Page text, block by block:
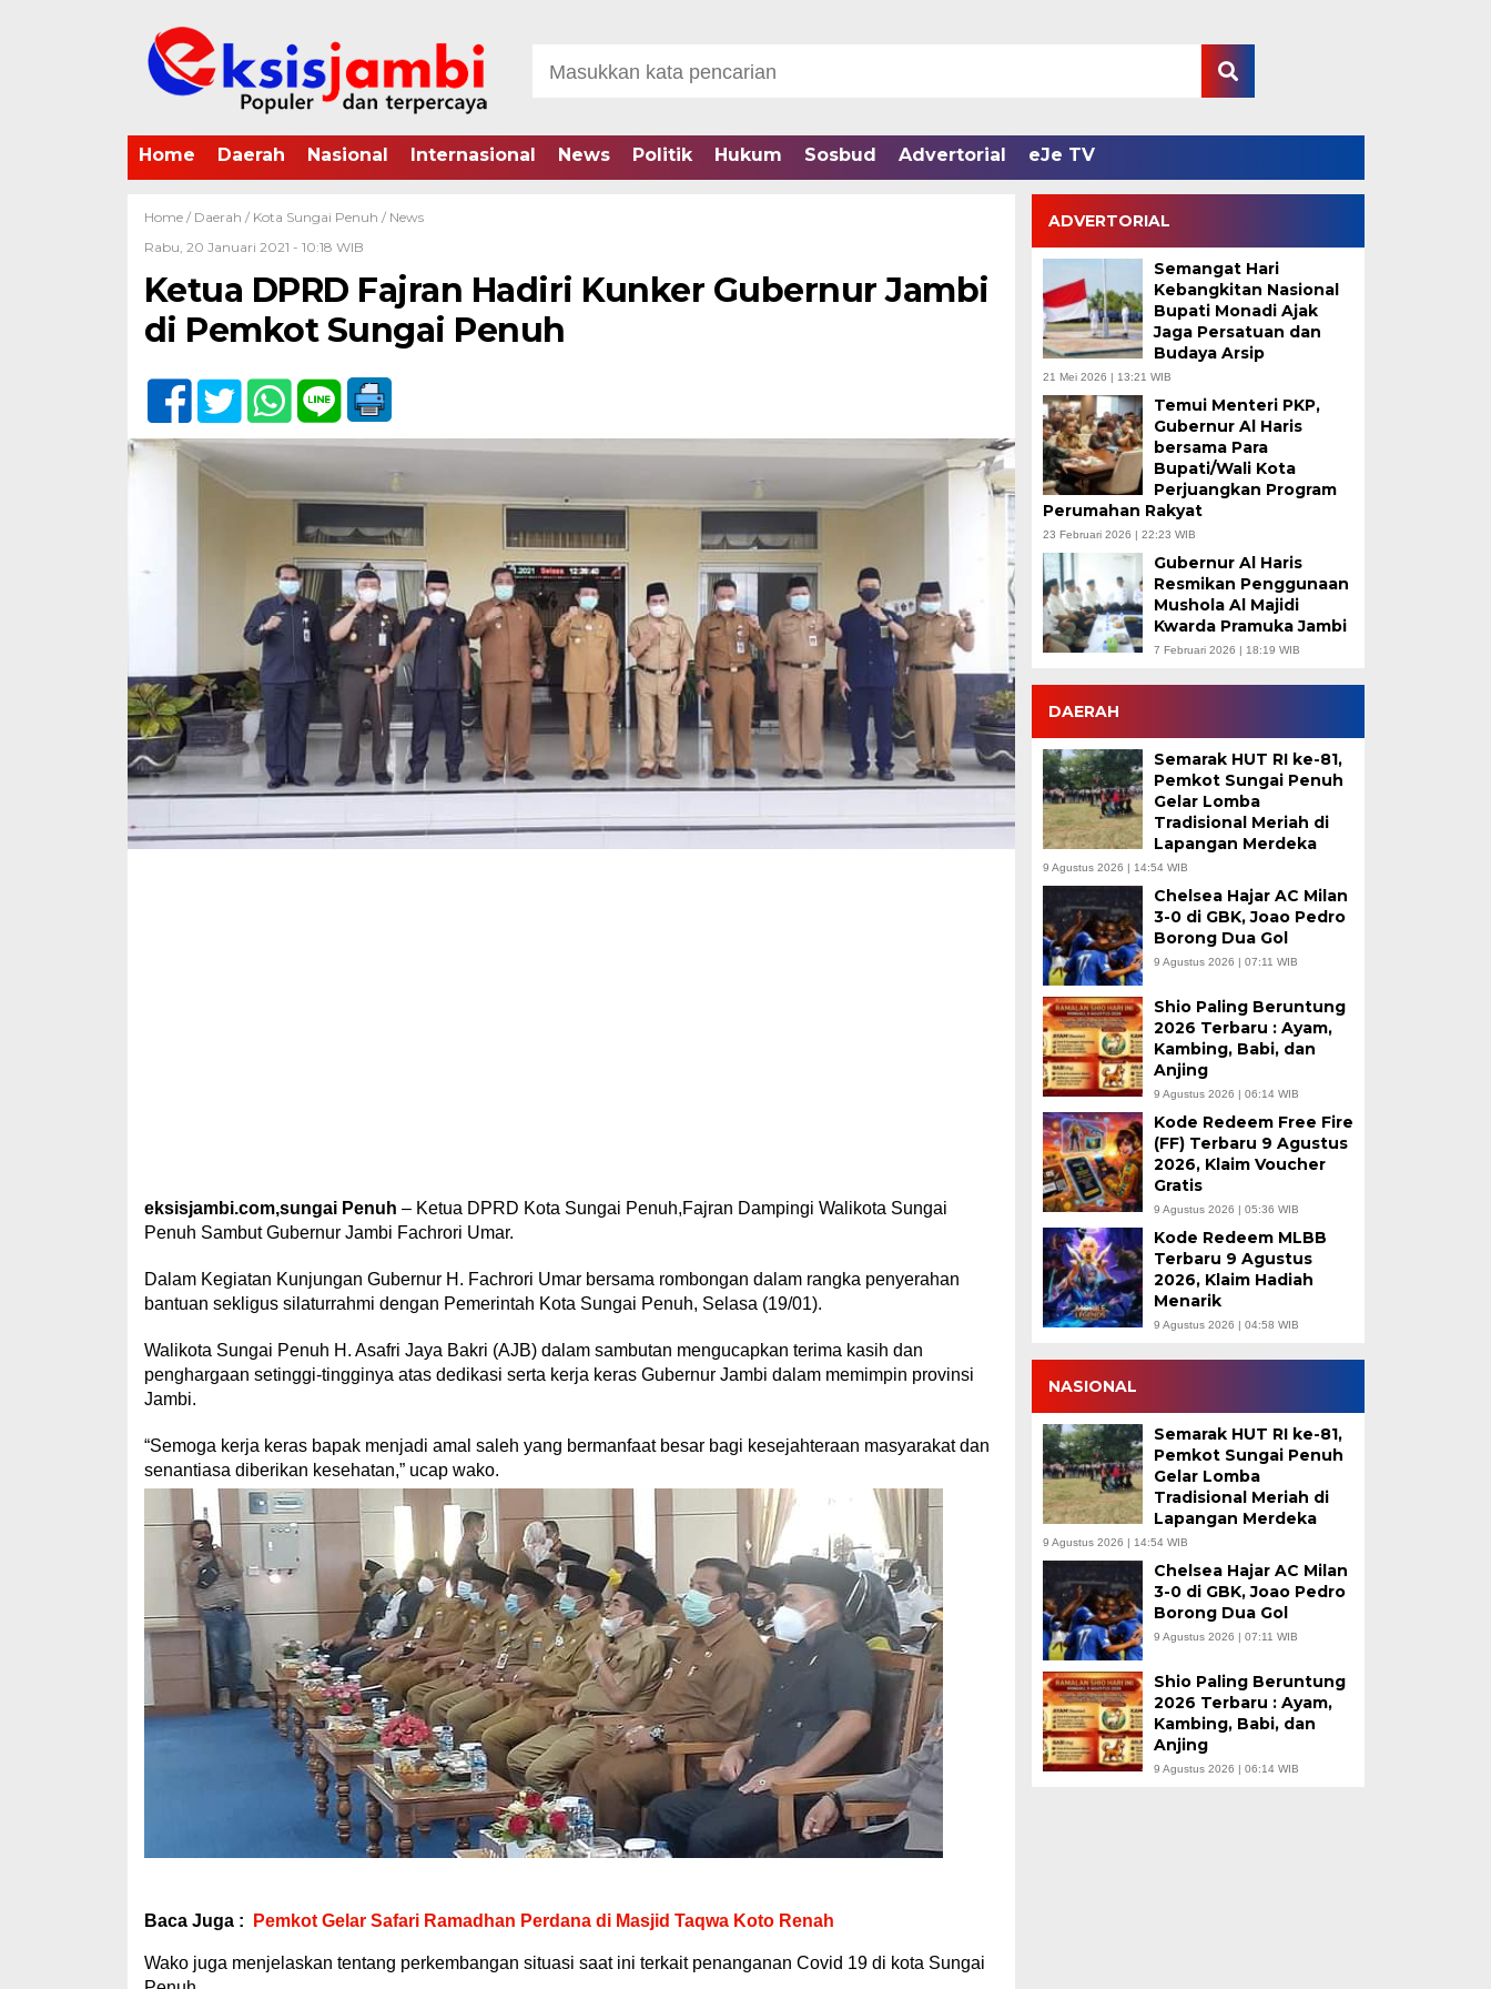
Home Daerah Nasional Internasional News Politik Hukum Sosbud Advertorial eJe TV
Home / Daerah / Kota Sungai Penuh / News
Rabu, 20 Januari 2021 - 10:18 WIB
Ketua DPRD Fajran Hadiri Kunker Gubernur Jambi
di Pemkot Sungai Penuh
eksisjambi.com,sungai Penuh – Ketua DPRD Kota Sungai Penuh,Fajran Dampingi Walikota Sungai
Penuh Sambut Gubernur Jambi Fachrori Umar.
Dalam Kegiatan Kunjungan Gubernur H. Fachrori Umar bersama rombongan dalam rangka penyerahan
bantuan sekligus silaturrahmi dengan Pemerintah Kota Sungai Penuh, Selasa (19/01).
Walikota Sungai Penuh H. Asafri Jaya Bakri (AJB) dalam sambutan mengucapkan terima kasih dan
penghargaan setinggi-tingginya atas dedikasi serta kerja keras Gubernur Jambi dalam memimpin provinsi
Jambi.
“Semoga kerja keras bapak menjadi amal saleh yang bermanfaat besar bagi kesejahteraan masyarakat dan
senantiasa diberikan kesehatan,” ucap wako.
Baca Juga : Pemkot Gelar Safari Ramadhan Perdana di Masjid Taqwa Koto Renah
Wako juga menjelaskan tentang perkembangan situasi saat ini terkait penanganan Covid 19 di kota Sungai
ADVERTORIAL
Semangat Hari
Kebangkitan Nasional
Bupati Monadi Ajak
Jaga Persatuan dan
Budaya Arsip
21 Mei 2026 | 13:21 WIB
Temui Menteri PKP,
Gubernur Al Haris
bersama Para
Bupati/Wali Kota
Perjuangkan Program
Perumahan Rakyat
23 Februari 2026 | 22:23 WIB
Gubernur Al Haris
Resmikan Penggunaan
Mushola Al Majidi
Kwarda Pramuka Jambi
7 Februari 2026 | 18:19 WIB
DAERAH
Semarak HUT RI ke-81,
Pemkot Sungai Penuh
Gelar Lomba
Tradisional Meriah di
Lapangan Merdeka
9 Agustus 2026 | 14:54 WIB
Chelsea Hajar AC Milan
3-0 di GBK, Joao Pedro
Borong Dua Gol
9 Agustus 2026 | 07:11 WIB
Shio Paling Beruntung
2026 Terbaru : Ayam,
Kambing, Babi, dan
Anjing
9 Agustus 2026 | 06:14 WIB
Kode Redeem Free Fire
(FF) Terbaru 9 Agustus
2026, Klaim Voucher
Gratis
9 Agustus 2026 | 05:36 WIB
Kode Redeem MLBB
Terbaru 9 Agustus
2026, Klaim Hadiah
Menarik
9 Agustus 2026 | 04:58 WIB
NASIONAL
Semarak HUT RI ke-81,
Pemkot Sungai Penuh
Gelar Lomba
Tradisional Meriah di
Lapangan Merdeka
9 Agustus 2026 | 14:54 WIB
Chelsea Hajar AC Milan
3-0 di GBK, Joao Pedro
Borong Dua Gol
9 Agustus 2026 | 07:11 WIB
Shio Paling Beruntung
2026 Terbaru : Ayam,
Kambing, Babi, dan
Anjing
9 Agustus 2026 | 06:14 WIB